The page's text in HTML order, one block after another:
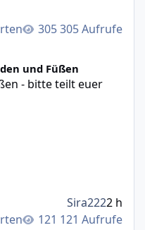
305 Aufrufe
und Füßen
- bitte teilt euer
121 Aufrufe
Sira2222 h